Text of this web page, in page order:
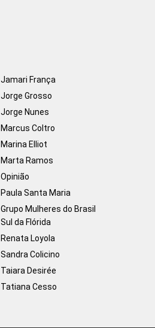
Jamari França
Jorge Grosso
Jorge Nunes
Marcus Coltro
Marina Elliot
Marta Ramos
Opinião
Paula Santa Maria
Grupo Mulheres do Brasil
Sul da Flórida
Renata Loyola
Sandra Colicino
Taiara Desirée
Tatiana Cesso